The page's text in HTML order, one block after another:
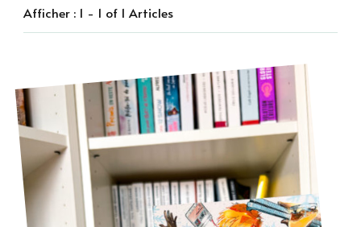
Afficher : 1 - 1 of 1 Articles